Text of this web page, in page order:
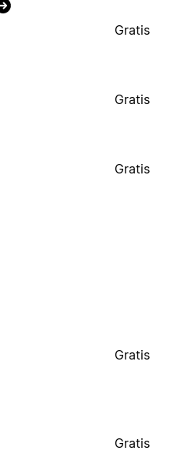
Gratis
Gratis
Gratis
Gratis
Gratis